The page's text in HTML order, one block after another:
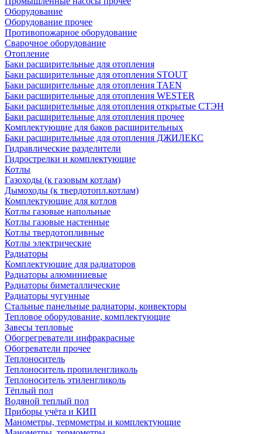
Оборудование
Оборудование прочее
Противопожарное оборудование
Сварочное оборудование
Отопление
Баки расширительные для отопления
Баки расширительные для отопления STOUT
Баки расширительные для отопления TAEN
Баки расширительные для отопления WESTER
Баки расширительные для отопления открытые СТЭН
Баки расширительные для отопления прочее
Комплектующие для баков расширительных
Баки расширительные для отопления ДЖИЛЕКС
Гидравлические разделители
Гидрострелки и комплектующие
Котлы
Газоходы (к газовым котлам)
Дымоходы (к твердотопл.котлам)
Комплектующие для котлов
Котлы газовые напольные
Котлы газовые настенные
Котлы твердотопливные
Котлы электрические
Радиаторы
Комплектующие для радиаторов
Радиаторы алюминиевые
Радиаторы биметаллические
Радиаторы чугунные
Стальные панельные радиаторы, конвекторы
Тепловое оборудование, комплектующие
Завесы тепловые
Обогрегреватели инфракрасные
Обогреватели прочее
Теплоноситель
Теплоноситель пропиленгликоль
Теплоноситель этиленгликоль
Тёплый пол
Водяной теплый пол
Приборы учёта и КИП
Манометры, термометры и комплектующие